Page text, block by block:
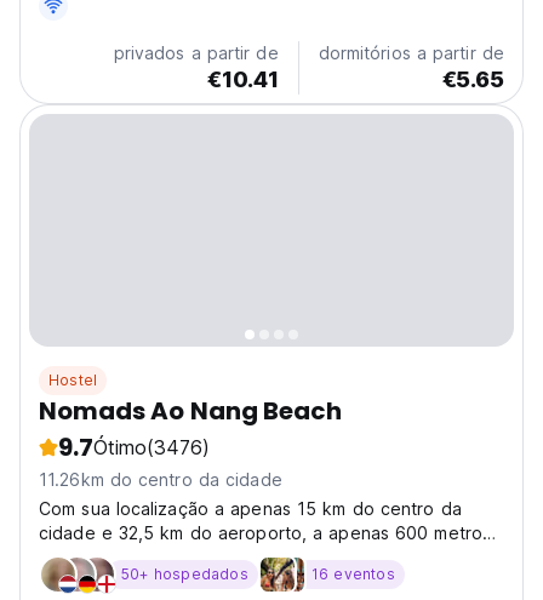
privados a partir de
€10.41
dormitórios a partir de
€5.65
Hostel
Nomads Ao Nang Beach
9.7Ótimo(3476)
11.26km do centro da cidade
Com sua localização a apenas 15 km do centro da
cidade e 32,5 km do aeroporto, a apenas 600 metros
da Praia de Aonang e da Praia de Nopparatthara.
50+ hospedados 16 eventos